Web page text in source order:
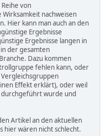
von
nachweisen
Hier kann man auch an den
Ergebnisse
Ergebnisse langen in
der gesamten
Dazu kommen
fehlen kann, oder
Effekt erklärt), oder weil
wurde und
Artikel an den aktuellen
hier wären nicht schlecht.